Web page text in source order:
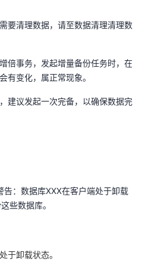
要清理数据，请至数据清理清理数
倍事务，发起增量备份任务时，在
有变化，属正常现象。
建议发起一次完备，以确保数据完
告：数据库XXX在客户端处于卸载
些数据库。
于卸载状态。